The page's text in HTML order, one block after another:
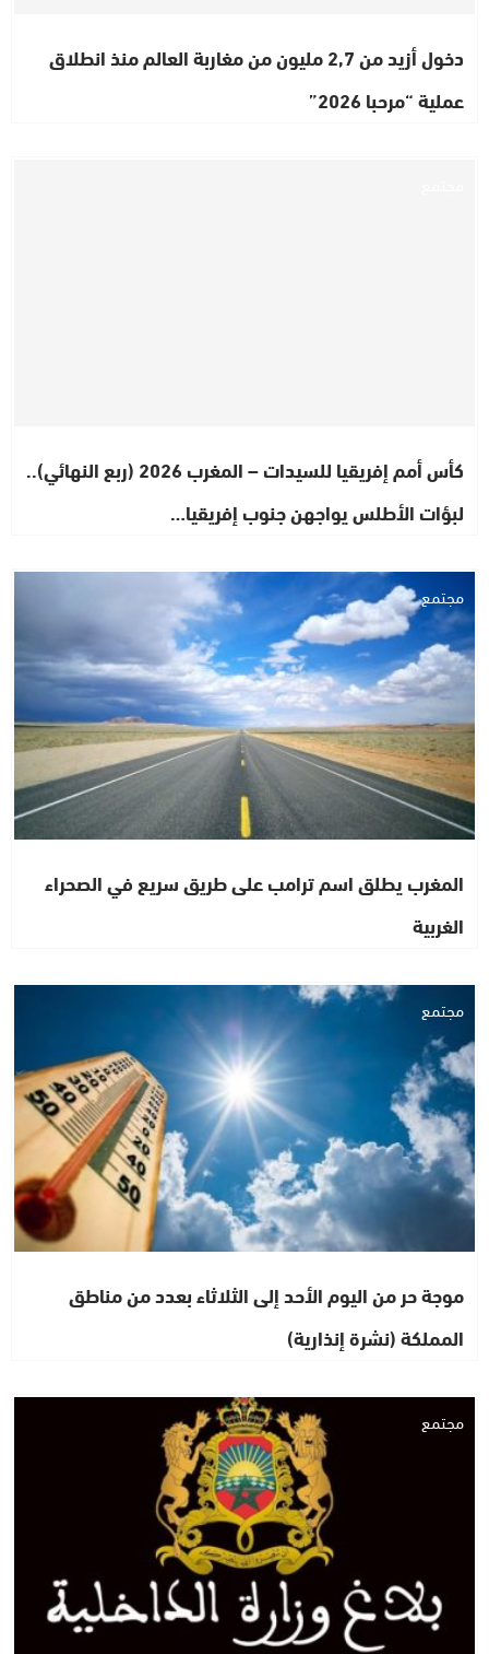
دخول أزيد من 2,7 مليون من مغاربة العالم منذ انطلاق
عملية “مرحبا 2026”
كأس أمم إفريقيا للسيدات – المغرب 2026 (ربع النهائي)..
لبؤات الأطلس يواجهن جنوب إفريقيا…
مجتمع
المغرب يطلق اسم ترامب على طريق سريع في الصحراء
الغربية
مجتمع
موجة حر من اليوم الأحد إلى الثلاثاء بعدد من مناطق
المملكة (نشرة إنذارية)
مجتمع